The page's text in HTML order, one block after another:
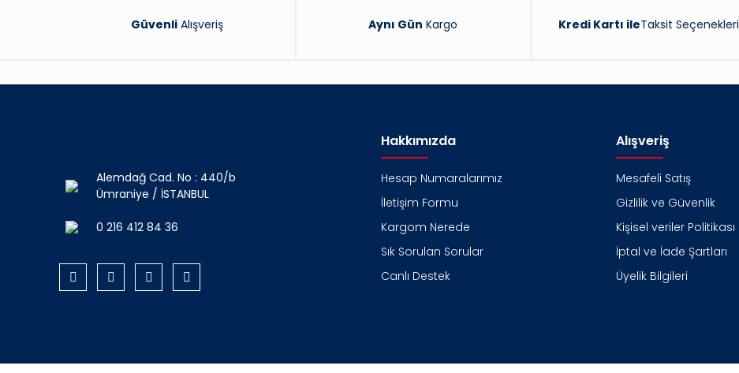
GüvenliAlışveriş Aynı Gün Kargo Kredi Kartı ileTaksit Seçenekleri
Alemdağ Cad. No : 440/b
Ümraniye / İSTANBUL
0 216 412 84 36
Hakkımızda
Hesap Numaralarımız
İletişim Formu
Kargom Nerede
Sık Sorulan Sorular
Canlı Destek
Alışveriş
Mesafeli Satış
Gizlilik ve Güvenlik
Kişisel veriler Politikası
İptal ve İade Şartları
Üyelik Bilgileri